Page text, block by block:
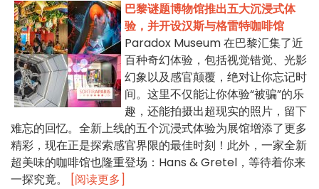
巴黎谜题博物馆推出五大沉浸式体
验，并开设汉斯与格雷特咖啡馆
Paradox Museum 在巴黎汇集了近
百种奇幻体验，包括视觉错觉、光影
幻象以及感官颠覆，绝对让你忘记时
间。这里不仅能让你体验“被骗”的乐
趣，还能拍摄出超现实的照片，留下
难忘的回忆。全新上线的五个沉浸式体验为展馆增添了更多
精彩，现在正是探索感官界限的最佳时刻！此外，一家全新
超美味的咖啡馆也隆重登场：Hans & Gretel，等待着你来
一探究竟。
[阅读更多]